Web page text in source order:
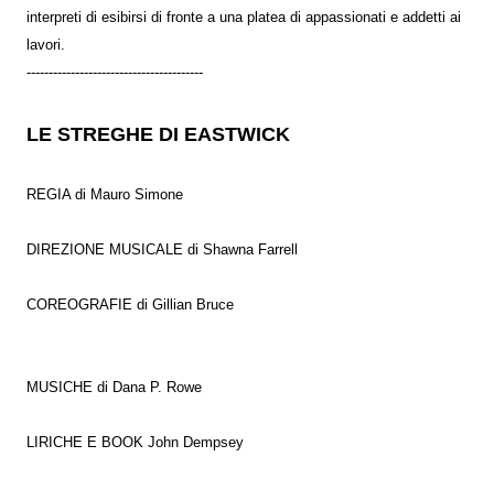
interpreti di esibirsi di fronte a una platea di appassionati e addetti ai
lavori.
----------------------------------------
LE STREGHE DI EASTWICK
REGIA di Mauro Simone
DIREZIONE MUSICALE di Shawna Farrell
COREOGRAFIE di Gillian Bruce
MUSICHE di Dana P. Rowe
LIRICHE E BOOK John Dempsey